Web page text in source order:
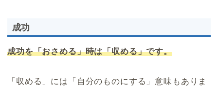
成功
成功を「おさめる」時は「収める」です。
「収める」には「自分のものにする」意味もありま